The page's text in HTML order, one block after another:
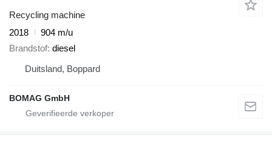
Recycling machine
2018
904 m/u
Brandstof diesel
Duitsland, Boppard
BOMAG GmbH